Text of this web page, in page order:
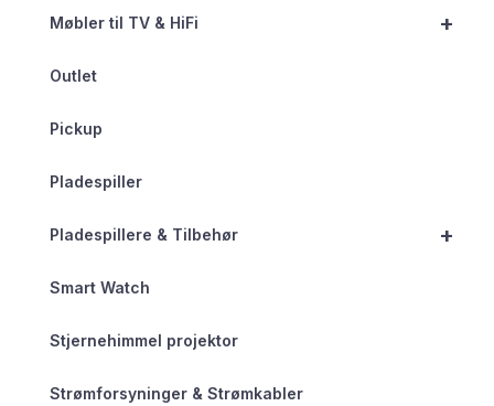
+
Møbler til TV & HiFi
Outlet
Pickup
Pladespiller
+
Pladespillere & Tilbehør
Smart Watch
Stjernehimmel projektor
Strømforsyninger & Strømkabler